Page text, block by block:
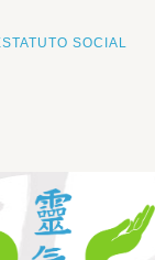
SOCIAL